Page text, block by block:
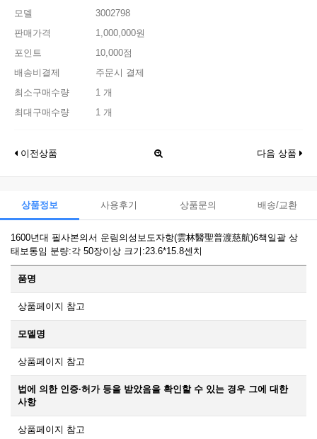
모델
3002798
판매가격
1,000,000원
포인트
10,000점
배송비결제
주문시 결제
최소구매수량
1 개
최대구매수량
1 개
이전상품 다음 상품
상품정보 사용후기 상품문의 배송/교환
1600년대 필사본의서 운림의성보도자항(雲林醫聖普渡慈航)6책일괄 상
태보통임 분량:각 50장이상 크기:23.6*15.8센치
품명
상품페이지 참고
모델명
상품페이지 참고
법에 의한 인증·허가 등을 받았음을 확인할 수 있는 경우 그에 대한
사항
상품페이지 참고